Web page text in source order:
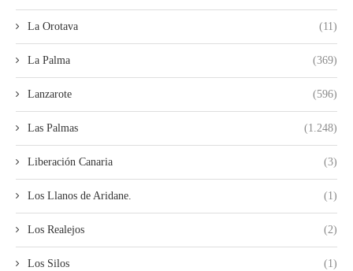
La Orotava (11)
La Palma (369)
Lanzarote (596)
Las Palmas (1.248)
Liberación Canaria (3)
Los Llanos de Aridane. (1)
Los Realejos (2)
Los Silos (1)